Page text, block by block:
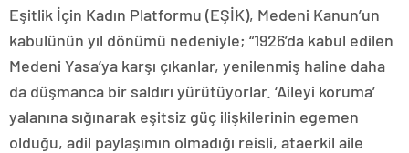
Eşitlik İçin Kadın Platformu (EŞİK), Medeni Kanun’un
kabulünün yıl dönümü nedeniyle; “1926’da kabul edilen
Medeni Yasa’ya karşı çıkanlar, yenilenmiş haline daha
da düşmanca bir saldırı yürütüyorlar. ‘Aileyi koruma’
yalanına sığınarak eşitsiz güç ilişkilerinin egemen
olduğu, adil paylaşımın olmadığı reisli, ataerkil aile